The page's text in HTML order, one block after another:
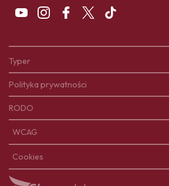
Typer
Polityka prywatności
RODO
WCAG
Cookies